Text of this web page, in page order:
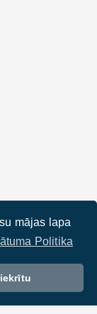
mājas lapa
Politika